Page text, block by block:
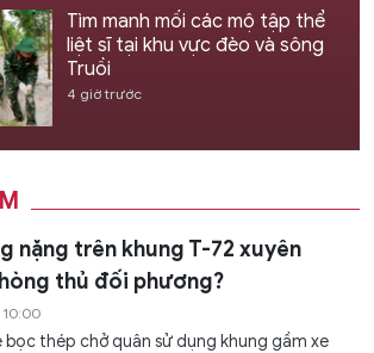
Tìm manh mối các mộ tập thể
liệt sĩ tại khu vực đèo và sông
Truồi
4 giờ trước
nặng trên khung T-72 xuyên
thủ đối phương?
10:00
thép chở quân sử dụng khung gầm xe